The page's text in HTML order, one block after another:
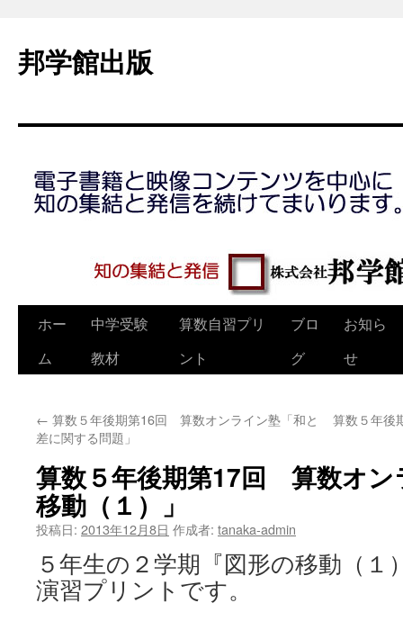
テ
ン
ス
邦学館出版
ホー
ム
中学受験
教材
算数自習プリ
ント
ブロ
グ
お知ら
せ
← 算数５年後期第16回 算数オンライン塾「和と
差に関する問題」
算数５年後
算数５年後期第17回 算数オン
移動（１）」
投稿日: 2013年12月8日 作成者: tanaka-admin
５年生の２学期『図形の移動（
演習プリントです。